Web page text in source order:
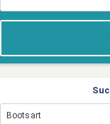
Bootsart